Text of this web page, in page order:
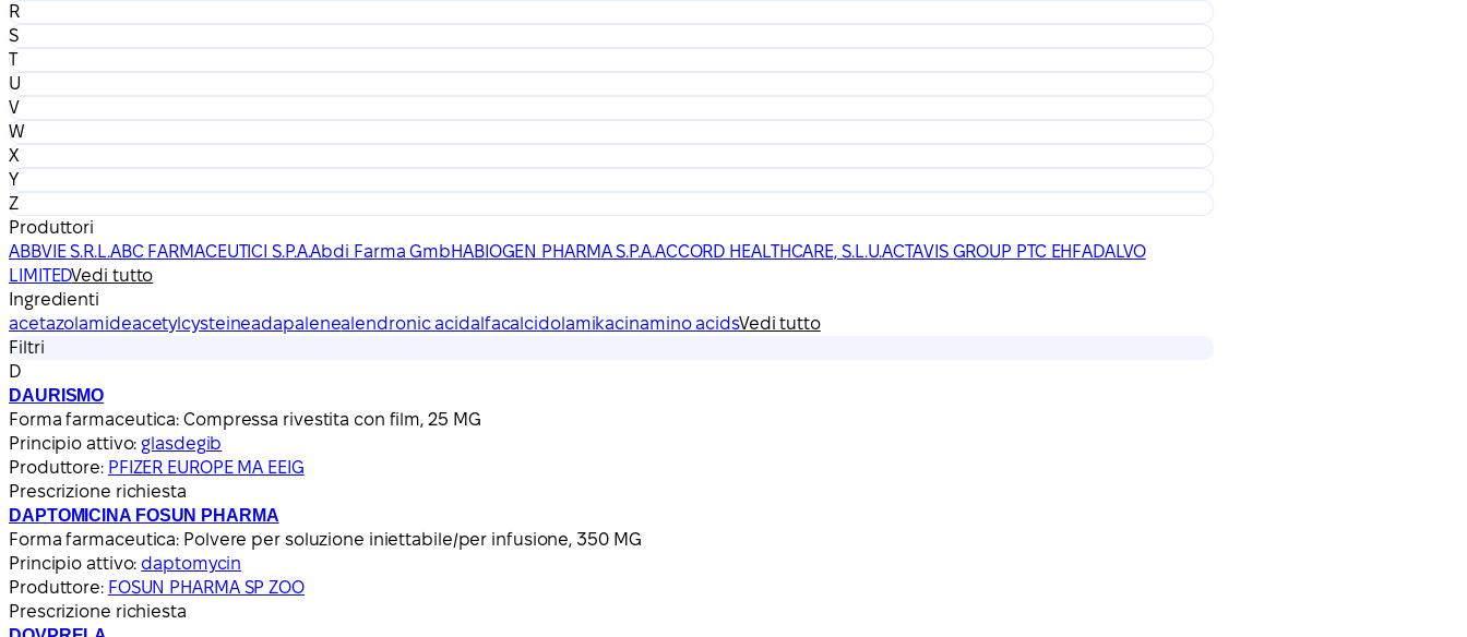
R
S
T
U
V
W
X
Y
Z
Produttori
ABBVIE S.R.L.ABC FARMACEUTICI S.P.A.Abdi Farma GmbHABIOGEN PHARMA S.P.A.ACCORD HEALTHCARE, S.L.U.ACTAVIS GROUP PTC EHFADALVO
LIMITEDVedi tutto
Ingredienti
acetazolamideacetylcysteineadapalenealendronic acidalfacalcidolamikacinamino acidsVedi tutto
Filtri
D
DAURISMO
Forma farmaceutica: Compressa rivestita con film, 25 MG
Principio attivo: glasdegib
Produttore: PFIZER EUROPE MA EEIG
Prescrizione richiesta
DAPTOMICINA FOSUN PHARMA
Forma farmaceutica: Polvere per soluzione iniettabile/per infusione, 350 MG
Principio attivo: daptomycin
Produttore: FOSUN PHARMA SP ZOO
Prescrizione richiesta